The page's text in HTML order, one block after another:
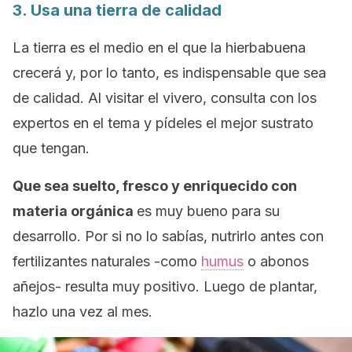
3. Usa una tierra de calidad
La tierra es el medio en el que la hierbabuena
crecerá y, por lo tanto, es indispensable que sea
de calidad. Al visitar el vivero, consulta con los
expertos en el tema y pídeles el mejor sustrato
que tengan.
Que sea suelto, fresco y enriquecido con
materia orgánica es muy bueno para su
desarrollo. Por si no lo sabías, nutrirlo antes con
fertilizantes naturales -como humus o abonos
añejos- resulta muy positivo. Luego de plantar,
hazlo una vez al mes.